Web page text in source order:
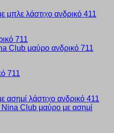
λάστιχο ανδρικό 411
711